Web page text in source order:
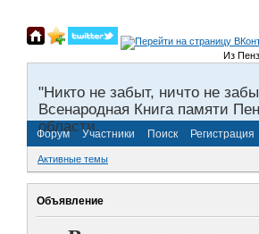
Из
"Никто не забыт, ничто не
Всенародная Книга памяти
области.
Форум Участники Поиск Регистрация
Активные темы
Объявление